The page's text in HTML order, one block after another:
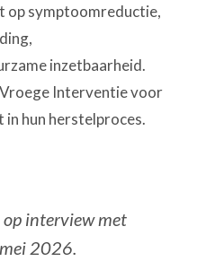
op symptoomreductie,
inzetbaarheid.
Interventie voor
in hun herstelproces.
op interview met
2026.